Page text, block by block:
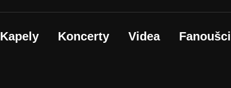
Kapely Koncerty Videa Fanoušci